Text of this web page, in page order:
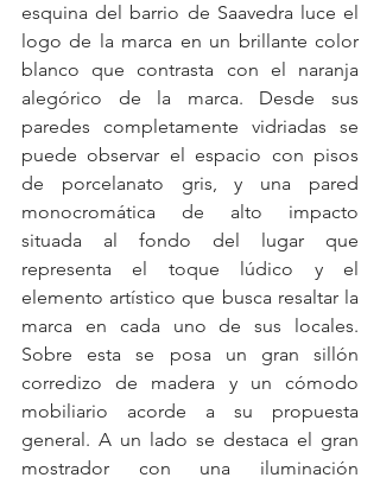
esquina del barrio de Saavedra luce el
logo de la marca en un brillante color
blanco que contrasta con el naranja
alegórico de la marca. Desde sus
paredes completamente vidriadas se
puede observar el espacio con pisos
de porcelanato gris, y una pared
monocromática de alto impacto
situada al fondo del lugar que
representa el toque lúdico y el
elemento artístico que busca resaltar la
marca en cada uno de sus locales.
Sobre esta se posa un gran sillón
corredizo de madera y un cómodo
mobiliario acorde a su propuesta
general. A un lado se destaca el gran
mostrador con una iluminación